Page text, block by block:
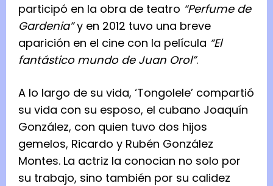
participó en la obra de teatro “Perfume de
Gardenia”y en 2012 tuvo una breve
aparición en el cine con la película “El
fantástico mundo de Juan Orol”.
A lo largo de su vida, ‘Tongolele’ compartió
su vida con su esposo, el cubano Joaquín
González, con quien tuvo dos hijos
gemelos, Ricardo y Rubén González
Montes. La actriz la conocian no solo por
su trabajo, sino también por su calidez